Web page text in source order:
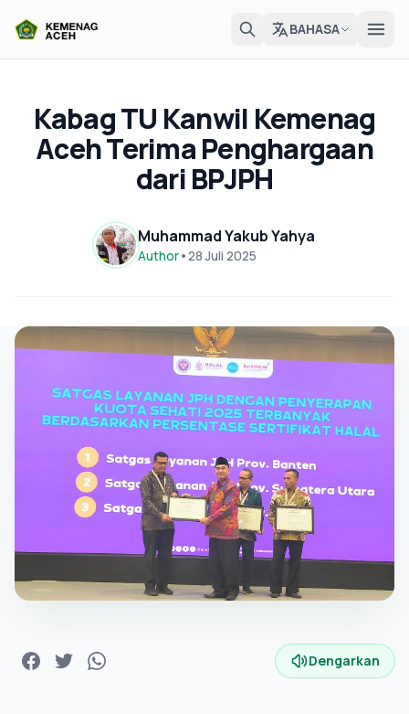
BAHASA
Kabag TU Kanwil Kemenag
Aceh Terima Penghargaan
dari BPJPH
Muhammad Yakub Yahya
Author•28 Juli 2025
Dengarkan